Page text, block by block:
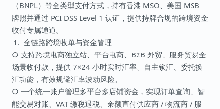
（BNPL）等全类型支付方式，持有香港 MSO、美国 MSB
牌照并通过 PCI DSS Level 1 认证，提供持牌合规的跨境资金
收付专属通道。
全链路跨境收单与资金管理
○ 支持跨境电商独立站、平台电商、B2B 外贸、服务贸易全
场景收付款，提供 7×24 小时实时汇率、自主锁汇、委托换
汇功能，有效规避汇率波动风险。
○ 一个统一账户管理多平台多店铺资金，实现订单查询、智
能交易对账、VAT 缴税退税、余额直付供应商 / 物流商 / 服